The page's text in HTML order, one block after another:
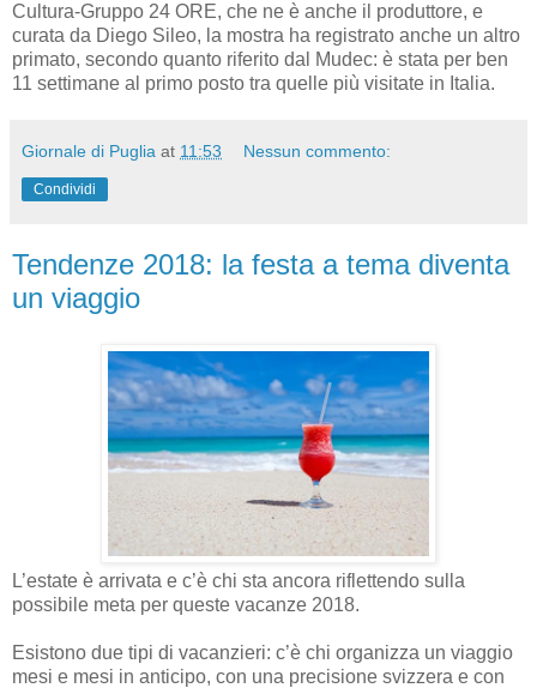
Cultura-Gruppo 24 ORE, che ne è anche il produttore, e
curata da Diego Sileo, la mostra ha registrato anche un altro
primato, secondo quanto riferito dal Mudec: è stata per ben
11 settimane al primo posto tra quelle più visitate in Italia.
Giornale di Puglia at 11:53 Nessun commento:
Condividi
Tendenze 2018: la festa a tema diventa
un viaggio
L’estate è arrivata e c’è chi sta ancora riflettendo sulla
possibile meta per queste vacanze 2018.
Esistono due tipi di vacanzieri: c’è chi organizza un viaggio
mesi e mesi in anticipo, con una precisione svizzera e con